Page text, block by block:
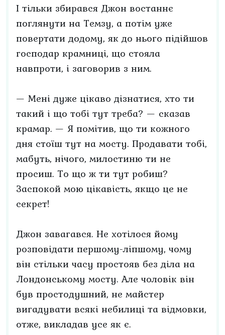
І тільки збирався Джон востаннє
поглянути на Темзу, а потім уже
повертати додому, як до нього підійшов
господар крамниці, що стояла
навпроти, і заговорив з ним.
— Мені дуже цікаво дізнатися, хто ти
такий і що тобі тут треба? — сказав
крамар. — Я помітив, що ти кожного
дня стоїш тут на мосту. Продавати тобі,
мабуть, нічого, милостиню ти не
просиш. То що ж ти тут робиш?
Заспокой мою цікавість, якщо це не
секрет!
Джон завагався. Не хотілося йому
розповідати першому-ліпшому, чому
він стільки часу простояв без діла на
Лондонському мосту. Але чоловік він
був простодушний, не майстер
вигадувати всякі небилиці та відмовки,
отже, викладав усе як є.